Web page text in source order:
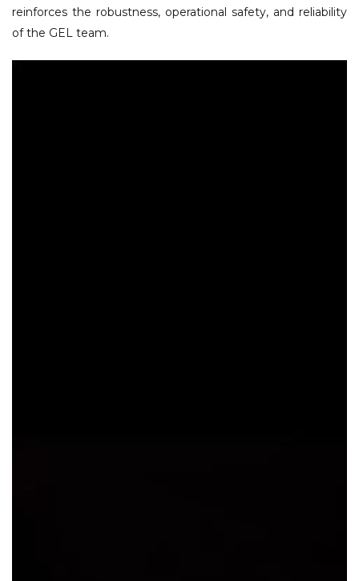
reinforces the robustness, operational safety, and reliability
of the GEL team.